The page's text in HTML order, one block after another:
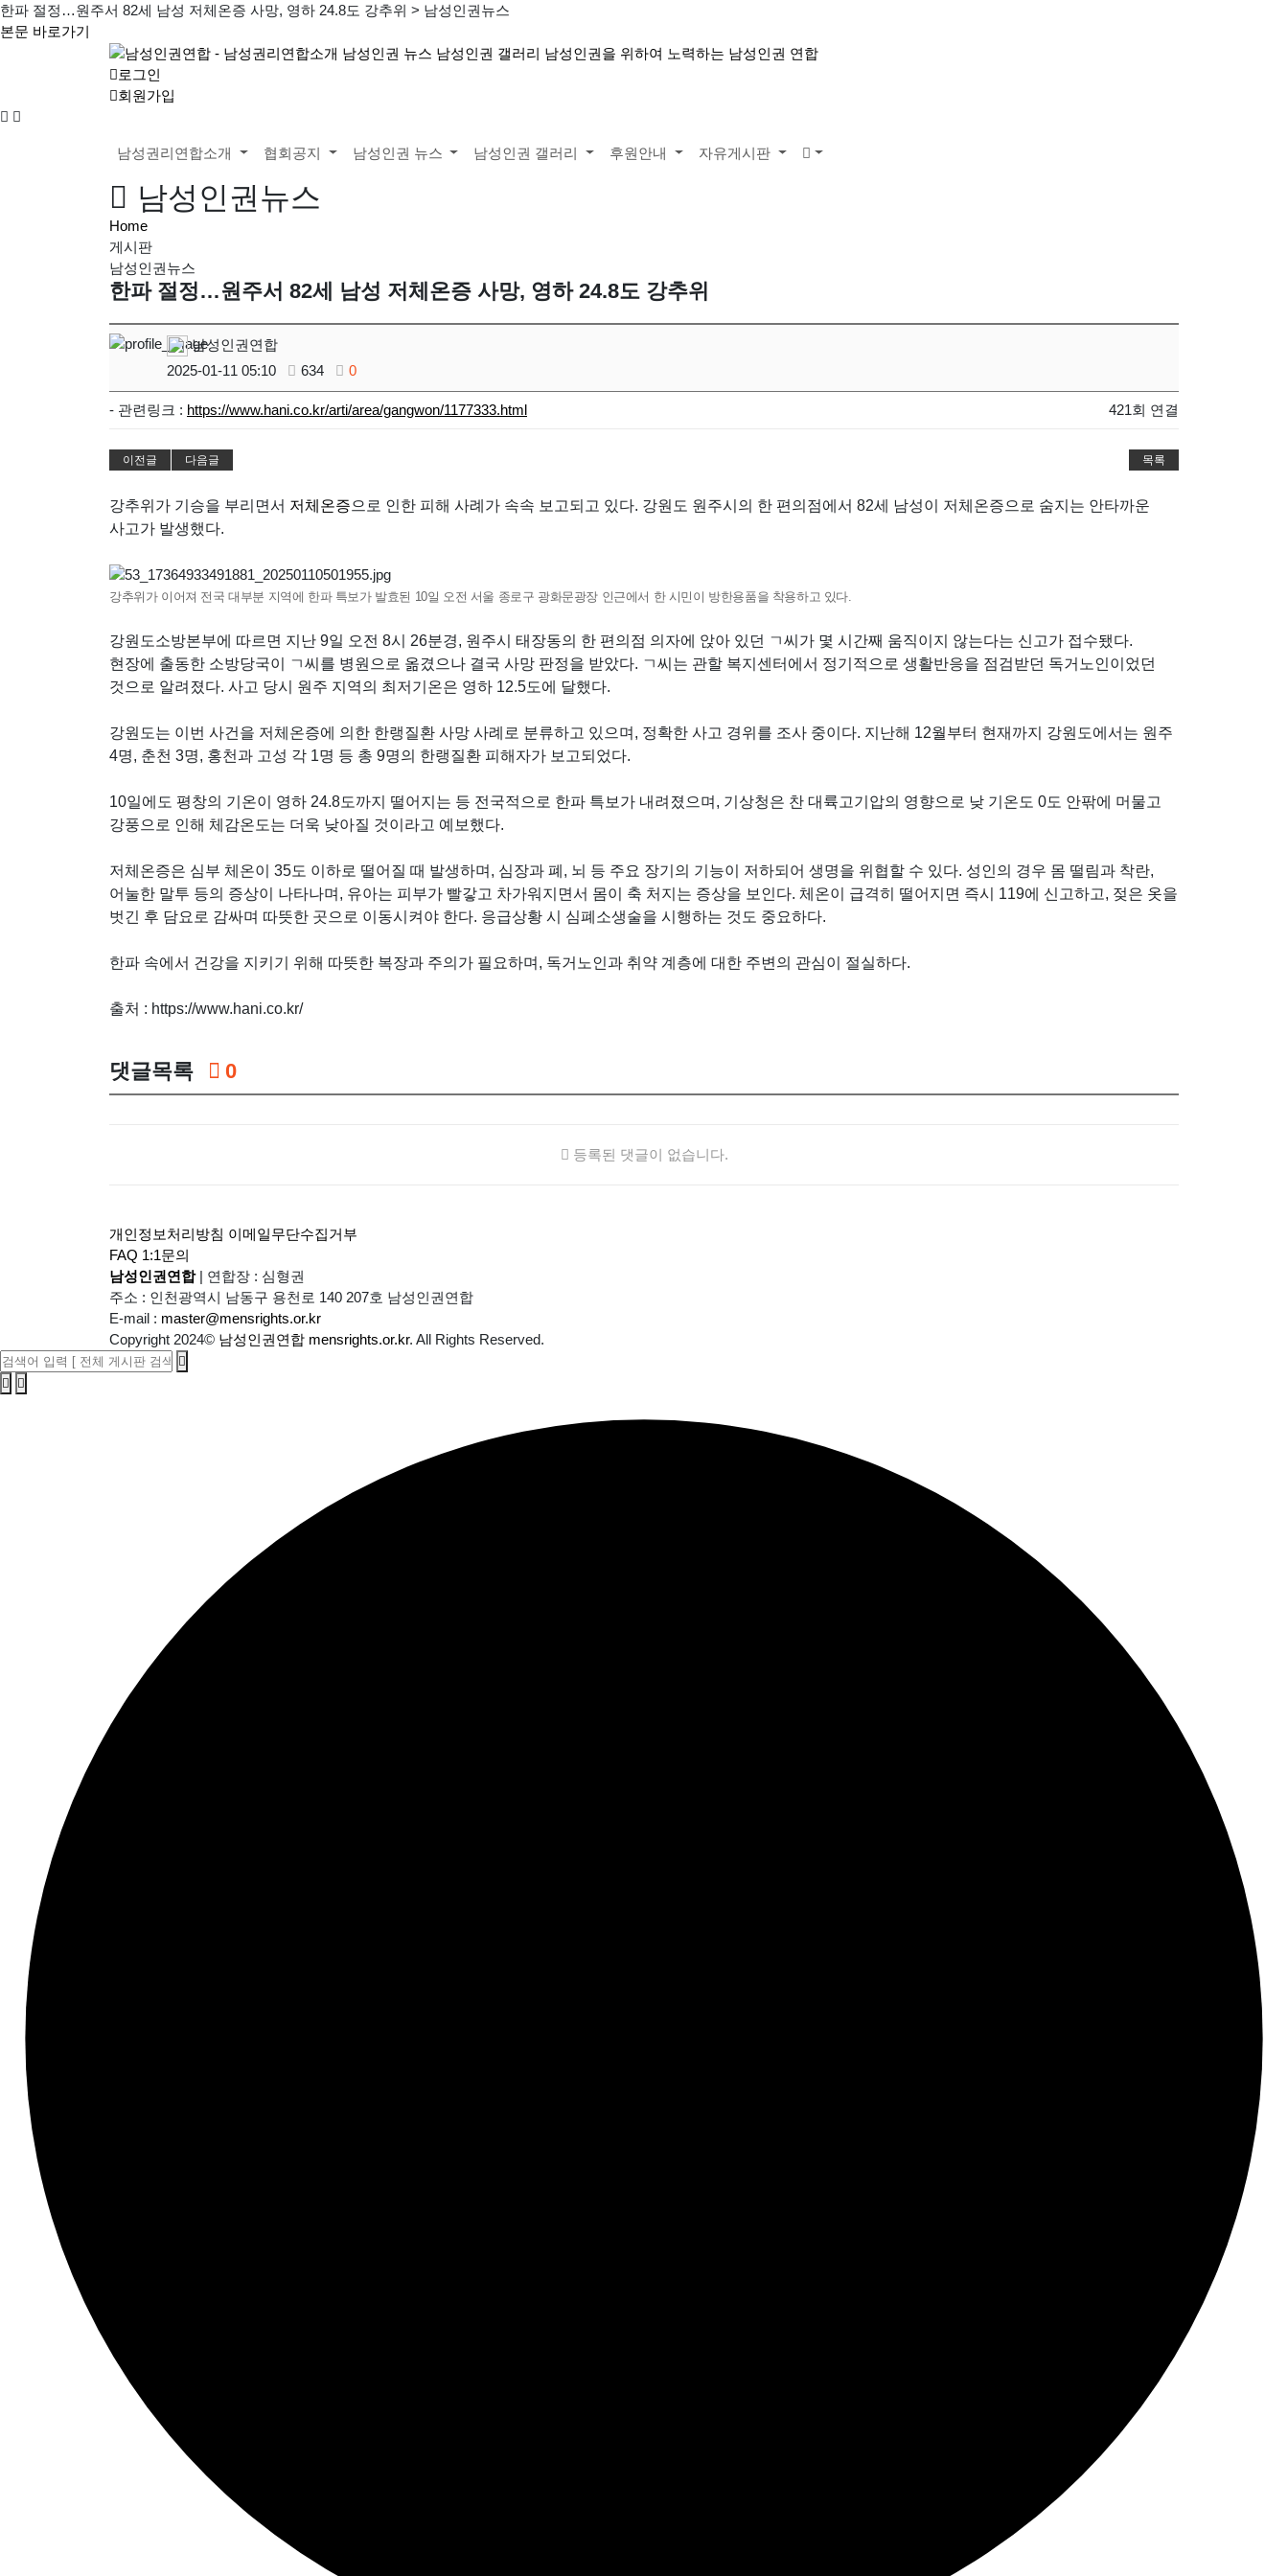
한파 절정…원주서 82세 남성 저체온증 사망, 영하 24.8도 강추위 > 남성인권뉴스
본문 바로가기
로그인
회원가입
검 메
남성권리연합소개 협회공지 남성인권 뉴스 남성인권 갤러리 후원안내 자유게시판
남성인권뉴스
Home
게시판
남성인권뉴스
한파 절정…원주서 82세 남성 저체온증 사망, 영하 24.8도 강추위
남성인권연합
2025-01-11 05:10
634 0
- 관련링크 : https://www.hani.co.kr/arti/area/gangwon/1177333.html 421회 연결
이전글 다음글 목록
강추위가 기승을 부리면서 저체온증으로 인한 피해 사례가 속속 보고되고 있다. 강원도 원주시의 한 편의점에서 82세 남성이 저체온증으로 숨지는 안타까운
사고가 발생했다.
강추위가 이어져 전국 대부분 지역에 한파 특보가 발효된 10일 오전 서울 종로구 광화문광장 인근에서 한 시민이 방한용품을 착용하고 있다.
강원도소방본부에 따르면 지난 9일 오전 8시 26분경, 원주시 태장동의 한 편의점 의자에 앉아 있던 ㄱ씨가 몇 시간째 움직이지 않는다는 신고가 접수됐다.
현장에 출동한 소방당국이 ㄱ씨를 병원으로 옮겼으나 결국 사망 판정을 받았다. ㄱ씨는 관할 복지센터에서 정기적으로 생활반응을 점검받던 독거노인이었던
것으로 알려졌다. 사고 당시 원주 지역의 최저기온은 영하 12.5도에 달했다.
강원도는 이번 사건을 저체온증에 의한 한랭질환 사망 사례로 분류하고 있으며, 정확한 사고 경위를 조사 중이다. 지난해 12월부터 현재까지 강원도에서는 원주
4명, 춘천 3명, 홍천과 고성 각 1명 등 총 9명의 한랭질환 피해자가 보고되었다.
10일에도 평창의 기온이 영하 24.8도까지 떨어지는 등 전국적으로 한파 특보가 내려졌으며, 기상청은 찬 대륙고기압의 영향으로 낮 기온도 0도 안팎에 머물고
강풍으로 인해 체감온도는 더욱 낮아질 것이라고 예보했다.
저체온증은 심부 체온이 35도 이하로 떨어질 때 발생하며, 심장과 폐, 뇌 등 주요 장기의 기능이 저하되어 생명을 위협할 수 있다. 성인의 경우 몸 떨림과 착란,
어눌한 말투 등의 증상이 나타나며, 유아는 피부가 빨갛고 차가워지면서 몸이 축 처지는 증상을 보인다. 체온이 급격히 떨어지면 즉시 119에 신고하고, 젖은 옷을
벗긴 후 담요로 감싸며 따뜻한 곳으로 이동시켜야 한다. 응급상황 시 심폐소생술을 시행하는 것도 중요하다.
한파 속에서 건강을 지키기 위해 따뜻한 복장과 주의가 필요하며, 독거노인과 취약 계층에 대한 주변의 관심이 절실하다.
출처 : https://www.hani.co.kr/
댓글목록 0
등록된 댓글이 없습니다.
개인정보처리방침 이메일무단수집거부
FAQ 1:1문의
남성인권연합 | 연합장 : 심형권
주소 : 인천광역시 남동구 용천로 140 207호 남성인권연합
E-mail : master@mensrights.or.kr
Copyright 2024© 남성인권연합 mensrights.or.kr. All Rights Reserved.